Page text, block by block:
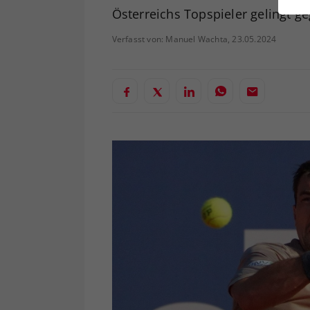
Österreichs Topspieler gelingt
Verfasst von: Manuel Wachta, 23.05.2024